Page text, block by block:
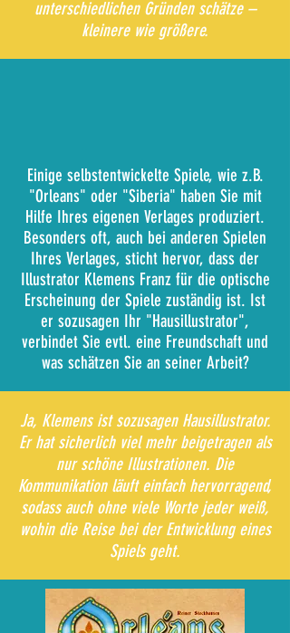
unterschiedlichen Gründen schätze –
kleinere wie größere.
Einige selbstentwickelte Spiele, wie z.B.
"Orleans" oder "Siberia" haben Sie mit
Hilfe Ihres eigenen Verlages produziert.
Besonders oft, auch bei anderen Spielen
Ihres Verlages, sticht hervor, dass der
Illustrator Klemens Franz für die optische
Erscheinung der Spiele zuständig ist. Ist
er sozusagen Ihr "Hausillustrator",
verbindet Sie evtl. eine Freundschaft und
was schätzen Sie an seiner Arbeit?
Ja, Klemens ist sozusagen Hausillustrator.
Er hat sicherlich viel mehr beigetragen als
nur schöne Illustrationen. Die
Kommunikation läuft einfach hervorragend,
sodass auch ohne viele Worte jeder weiß,
wohin die Reise bei der Entwicklung eines
Spiels geht.